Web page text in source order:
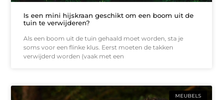
Is een mini hijskraan geschikt om een boom uit de
tuin te verwijderen?
Als een boom uit de tuin gehaald moet worden, sta je
soms voor een flinke klus. Eerst moeten de takken
verwijderd worden (vaak met een
MEUBELS